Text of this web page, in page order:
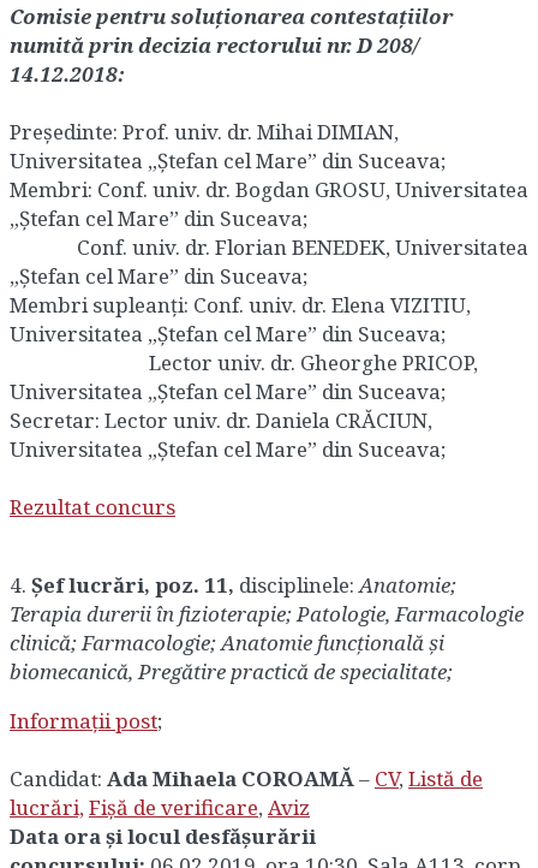
Comisie pentru soluționarea contestațiilor
numită prin decizia rectorului nr. D 208/
14.12.2018:
Președinte: Prof. univ. dr. Mihai DIMIAN,
Universitatea „Ștefan cel Mare” din Suceava;
Membri: Conf. univ. dr. Bogdan GROSU, Universitatea
„Ștefan cel Mare” din Suceava;
Conf. univ. dr. Florian BENEDEK, Universitatea
„Ștefan cel Mare” din Suceava;
Membri supleanţi: Conf. univ. dr. Elena VIZITIU,
Universitatea „Ștefan cel Mare” din Suceava;
Lector univ. dr. Gheorghe PRICOP,
Universitatea „Ștefan cel Mare” din Suceava;
Secretar: Lector univ. dr. Daniela CRĂCIUN,
Universitatea „Ștefan cel Mare” din Suceava;
Rezultat concurs
4. Șef lucrări, poz. 11, disciplinele: Anatomie;
Terapia durerii în fizioterapie; Patologie, Farmacologie
clinică; Farmacologie; Anatomie funcţională și
biomecanică, Pregătire practică de specialitate;
Informații post;
Candidat: Ada Mihaela COROAMĂ – CV, Listă de
lucrări, Fișă de verificare, Aviz
Data ora și locul desfășurării